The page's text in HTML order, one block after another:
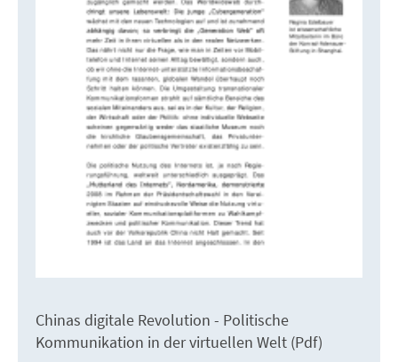
Chinas digitale Revolution - Politische
Kommunikation in der virtuellen Welt (Pdf)